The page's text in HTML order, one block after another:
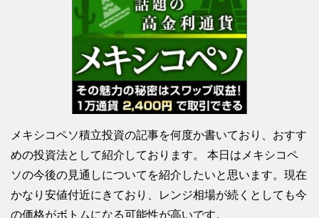
メキシコペソ積立投資の記事を何度か書いており、おすす
めの投資法として紹介しております。 本日はメキシコペ
ソの今後の見通しについてを紹介したいと思います。現在
かなり安値付近にきており、レンジ相場が続くとしても今
の価格がボトムになる可能性が高いです。